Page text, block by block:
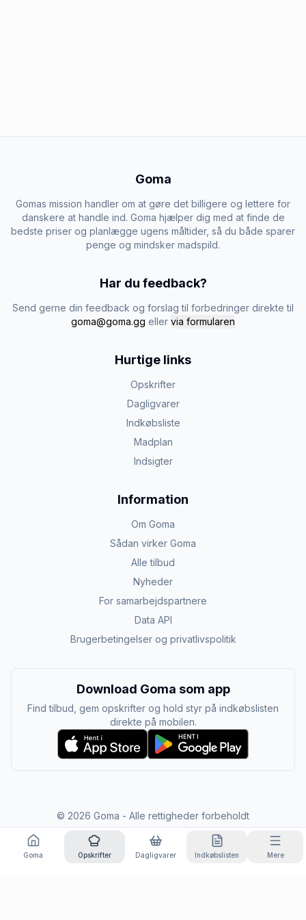
Goma
Gomas mission handler om at gøre det billigere og lettere for
danskere at handle ind. Goma hjælper dig med at finde de
bedste priser og planlægge ugens måltider, så du både sparer
penge og mindsker madspild.
Har du feedback?
Send gerne din feedback og forslag til forbedringer direkte til
goma@goma.gg eller via formularen
Hurtige links
Opskrifter
Dagligvarer
Indkøbsliste
Madplan
Indsigter
Information
Om Goma
Sådan virker Goma
Alle tilbud
Nyheder
For samarbejdspartnere
Data API
Brugerbetingelser og privatlivspolitik
Download Goma som app
Find tilbud, gem opskrifter og hold styr på indkøbslisten
direkte på mobilen.
© 2026 Goma - Alle rettigheder forbeholdt
Goma Opskrifter Dagligvarer Indkøbslisten Mere